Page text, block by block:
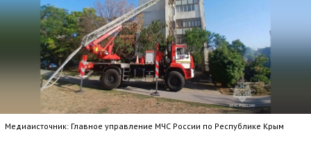
Медиаисточник: Главное управление МЧС России по Республике Крым